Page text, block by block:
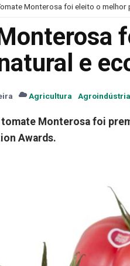
Monterosa foi eleito o
e
Agricultura Agroindústria
tomate Monterosa foi
Awards.